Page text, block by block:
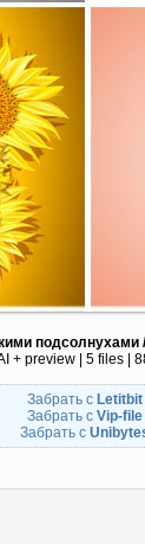
подсолнухами
+ preview | 5 files |
Забрать с Letitbit
Забрать с Vip-file
Забрать с